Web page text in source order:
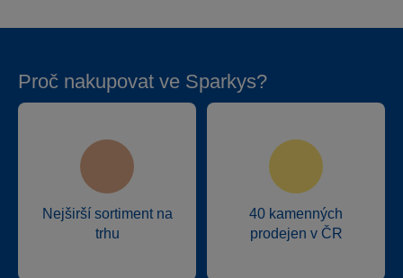
Proč nakupovat ve Sparkys?
Nejširší sortiment na
trhu
40 kamenných
prodejen v ČR